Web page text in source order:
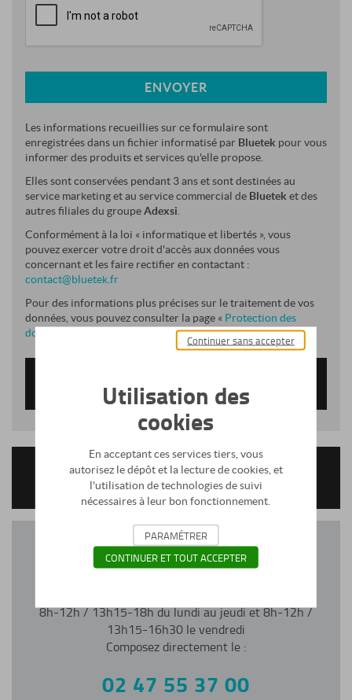
ENVOYER
Les informations recueillies sur ce formulaire sont
enregistrées dans un fichier informatisé par Bluetek pour vous
informer des produits et services qu'elle propose.
Elles sont conservées pendant 3 ans et sont destinées au
service marketing et au service commercial de Bluetek et des
autres filiales du groupeAdexsi
Conformément à la loi « informatique et libertés », vous
pouvez exercer votre droit d'accès aux données vous
concernant et les faire rectifier en contactant :
contact@bluetek.fr
Pour des informations plus précises sur le traitement de vos
données, vous pouvez consulter la page « Protection des
données personnelles
*Champs obligatoires
NOUS CONTACTER
8h-12h / 13h15-18h du lundi au jeudi et 8h-12h /
13h15-16h30 le vendredi
Composez directement le :
02 47 55 37 00
Utilisation des
cookies
En acceptant ces services tiers, vous
autorisez le dépôt et la lecture de cookies, et
l'utilisation de technologies de suivi
nécessaires à leur bon fonctionnement.
Continuer sans accepter
PARAMÉTRER
CONTINUER ET TOUT ACCEPTER